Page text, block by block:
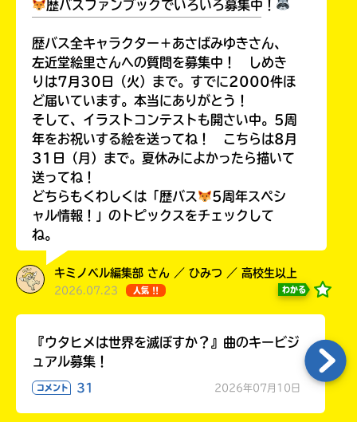
Loading...
歴バスファンブックでいろいろ募集中！
歴バス全キャラクター＋あさばみゆきさん、
左近堂絵里さんへの質問を募集中！ しめき
りは7月30日（火）まで。すでに2000件ほ
ど届いています。本当にありがとう！
そして、イラストコンテストも開さい中。5周
年をお祝いする絵を送ってね！ こちらは8月
31日（月）まで。夏休みによかったら描いて
送ってね！
どちらもくわしくは「歴バス
5周年スペシ
ャル情報！」のトピックスをチェックして
ね。
キミノベル編集部 さん ／ ひみつ ／ 高校生以上
2026.07.23 人気 !! わかる
『ウタヒメは世界を滅ぼすか？』曲のキービジ
ュアル募集！
コメント 31 2026年07月10日
力
容
エ